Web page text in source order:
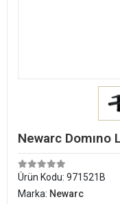
Newarc Domıno
Ürün Kodu: 971521B
Marka: Newarc